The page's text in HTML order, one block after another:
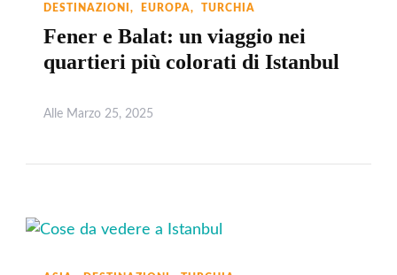
DESTINAZIONI EUROPA TURCHIA
Fener e Balat: un viaggio nei
quartieri più colorati di Istanbul
Alle Marzo 25, 2025